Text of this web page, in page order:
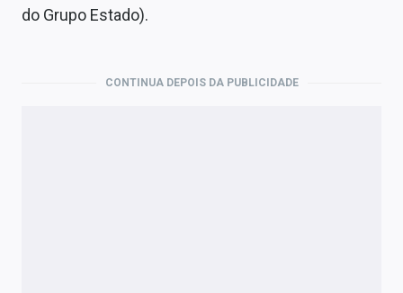
Brasil
do Grupo Estado).
CONTINUA DEPOIS DA PUBLICIDADE